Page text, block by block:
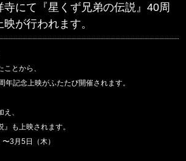
にて『星くず兄弟の伝説』40周
が行われます。
とから、
年記念上映がふたたび開催されます。
、
』も上映されます。
3月5日（木）